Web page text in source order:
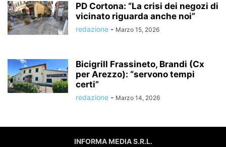
PD Cortona: “La crisi dei negozi di
vicinato riguarda anche noi”
redazione - Marzo 15, 2026
Bicigrill Frassineto, Brandi (Cx
per Arezzo): “servono tempi
certi”
redazione - Marzo 14, 2026
INFORMA MEDIA S.R.L.